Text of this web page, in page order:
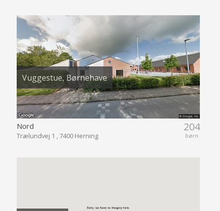
Vuggestue, Børnehave
204
børn
Nord
Trælundvej 1 , 7400 Herning